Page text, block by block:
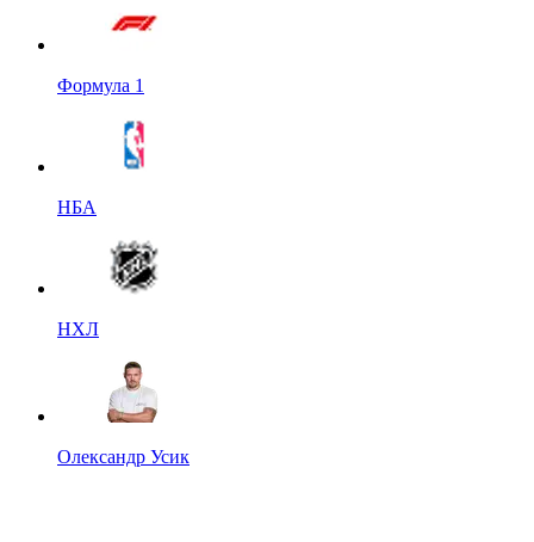
Формула 1
НБА
НХЛ
Олександр Усик